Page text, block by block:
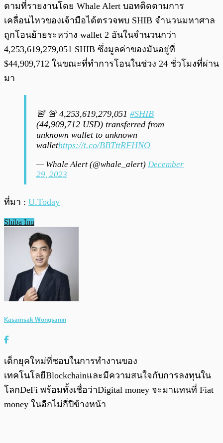
ตามที่รายงานโดย Whale Alert บอทติดตามการ
เคลื่อนไหวของเจ้ามือได้ตรวจพบ SHIB จำนวนมหาศาล
ถูกโอนย้ายระหว่าง wallet 2 อันในจำนวนกว่า
4,253,619,279,051 SHIB ซึ่งมูลค่าของมันอยู่ที่
$44,909,712 ในขณะที่ทำการโอนในช่วง 24 ชั่วโมงที่ผ่าน
มา
🚨 🚨 4,253,619,279,051 #SHIB
(44,909,712 USD) transferred from
unknown wallet to unknown
wallethttps://t.co/BBTttRFHNO
— Whale Alert (@whale_alert) December
29, 2023
ที่มา : U.Today
Shiba Inu
Kasamsak Wongsanin
เด็กยุคใหม่ที่ชอบในการทำงานของ
เทคโนโลยีBlockchainและมีความสนใจกับการลงทุนใน
โลกDeFi พร้อมทั้งเชื่อว่าDigital money จะมาแทนที่ Fiat
money ในอีกไม่กี่ปีข้างหน้า